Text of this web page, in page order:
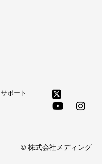
サポート
© 株式会社メディング